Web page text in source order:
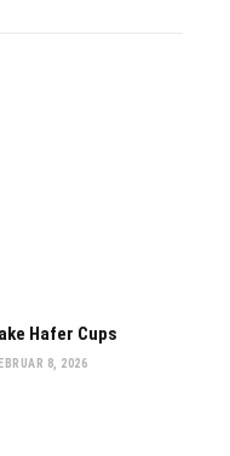
Hafer Cups
8, 2026